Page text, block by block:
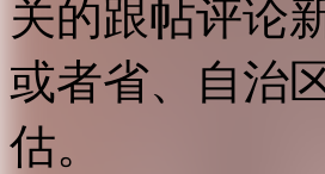
关的跟帖评论
或者省、自治
估。